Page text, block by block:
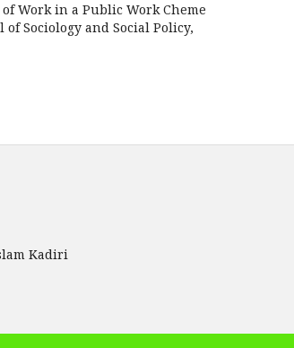
Work in a Public Work Cheme
Sociology and Social Policy,
Kadiri